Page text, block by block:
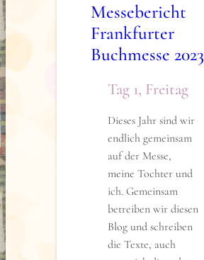
Der erste Rundgang
führte uns unter
anderem zum Stand
von Thienemann-
Esslinger. Dort
entdeckten wir
„Velvet Falls“ von
der lieben Julia
Dippel. Natürlich
musste ich als erstes
in die Widmung
gucken und fand
meinen Namen in
Messebericht
Frankfurter
Buchmesse 2023
Tag 1, Freitag
Dieses Jahr sind wir
endlich gemeinsam
auf der Messe,
meine Tochter und
ich. Gemeinsam
betreiben wir diesen
Blog und schreiben
die Texte, auch